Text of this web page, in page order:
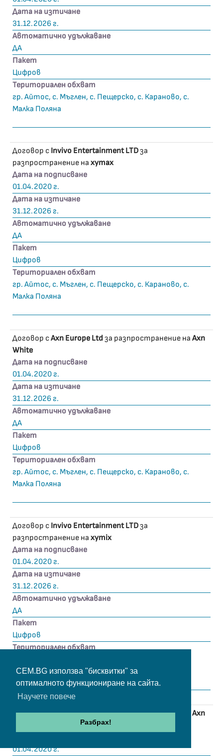
CEM.BG използва "бисквитки" за
оптималното функциониране на сайта.
Научете повече
Разбрах!
Дата на изтичане
31.12.2026 г.
Автоматично удължаване
ДА
Пакет
Цифров
Териториален обхват
гр. Айтос, с. Мъглен, с. Пещерско, с. Караново, с.
Малка Поляна
Договор с Invivo Entertainment LTDза
разпространение на xymax
Дата на подписване
01.04.2020 г.
Дата на изтичане
31.12.2026 г.
Автоматично удължаване
ДА
Пакет
Цифров
Териториален обхват
гр. Айтос, с. Мъглен, с. Пещерско, с. Караново, с.
Малка Поляна
Договор сAxn Europe Ltdза разпространение на Axn
White
Дата на подписване
01.04.2020 г.
Дата на изтичане
31.12.2026 г.
Автоматично удължаване
ДА
Пакет
Цифров
Териториален обхват
гр. Айтос, с. Мъглен, с. Пещерско, с. Караново, с.
Малка Поляна
Договор с Invivo Entertainment LTDза
разпространение на xymix
Дата на подписване
01.04.2020 г.
Дата на изтичане
31.12.2026 г.
Автоматично удължаване
ДА
Пакет
Цифров
Териториален обхват
Малка Поляна
Договор сAxn Europe Ltdза разпространение на Axn
01.04.2020 г.